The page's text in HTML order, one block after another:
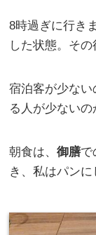
8時過ぎに行き
した状態。そ
宿泊客が少な
る人が少ない
朝食は、御膳で
き、私はパンに